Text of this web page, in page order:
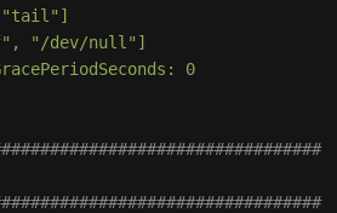
"/dev/null"]